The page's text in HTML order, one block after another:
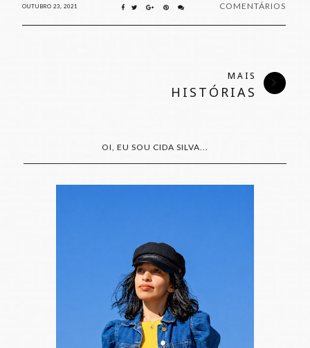
OUTUBRO 23, 2021 COMENTÁRIOS
MAIS
HISTÓRIAS
OI, EU SOU CIDA SILVA...